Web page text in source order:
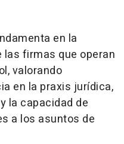
en la
firmas que operan
valorando
en la praxis jurídica,
la capacidad de
a los asuntos de